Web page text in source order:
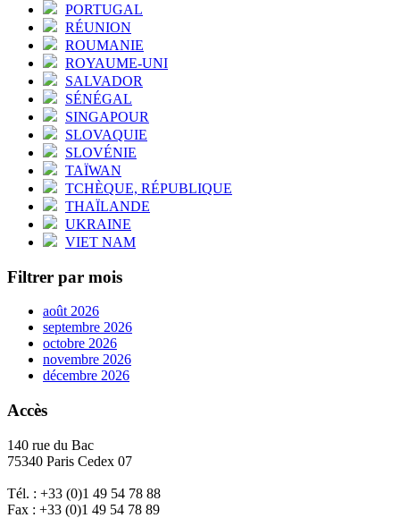
PORTUGAL
RÉUNION
ROUMANIE
ROYAUME-UNI
SALVADOR
SÉNÉGAL
SINGAPOUR
SLOVAQUIE
SLOVÉNIE
TAÏWAN
TCHÈQUE, RÉPUBLIQUE
THAÏLANDE
UKRAINE
VIET NAM
Filtrer par mois
août 2026
septembre 2026
octobre 2026
novembre 2026
décembre 2026
Accès
140 rue du Bac
75340 Paris Cedex 07
Tél. : +33 (0)1 49 54 78 88
Fax : +33 (0)1 49 54 78 89